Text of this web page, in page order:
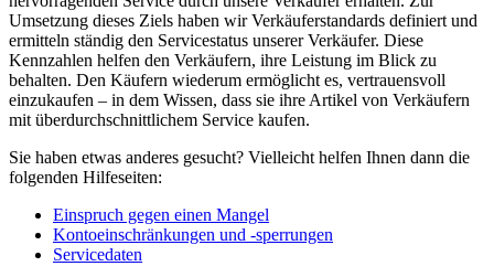
Umsetzung dieses Ziels haben wir Verkäuferstandards definiert und
ermitteln ständig den Servicestatus unserer Verkäufer. Diese
Kennzahlen helfen den Verkäufern, ihre Leistung im Blick zu
behalten. Den Käufern wiederum ermöglicht es, vertrauensvoll
einzukaufen – in dem Wissen, dass sie ihre Artikel von Verkäufern
mit überdurchschnittlichem Service kaufen.
Sie haben etwas anderes gesucht? Vielleicht helfen Ihnen dann die
folgenden Hilfeseiten:
Einspruch gegen einen Mangel
Kontoeinschränkungen und -sperrungen
Servicedaten